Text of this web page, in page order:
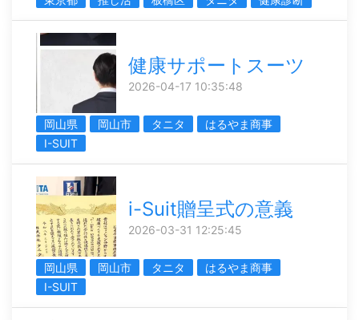
健康サポートスーツ
2026-04-17 10:35:48
岡山県 岡山市 タニタ
はるやま商事
I-SUIT
i-Suit贈呈式の意義
2026-03-31 12:25:45
岡山県 岡山市 タニタ
はるやま商事
I-SUIT